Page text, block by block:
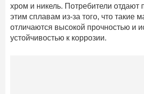
хром и никель. Потребители отдают
этим сплавам из-за того, что такие
отличаются высокой прочностью и
устойчивостью к коррозии.